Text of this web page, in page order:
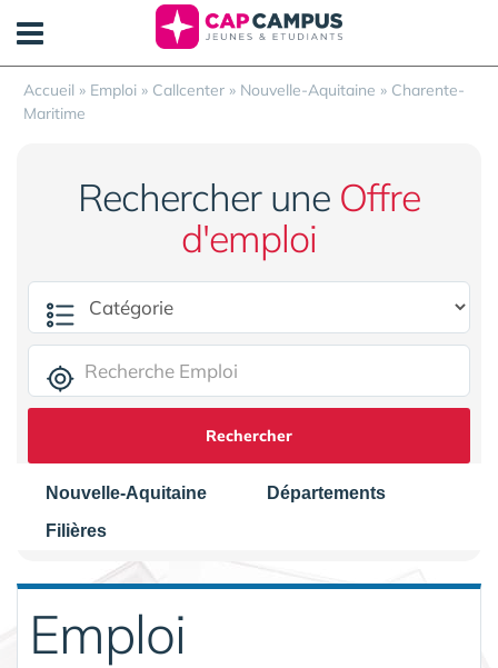
Accueil » Emploi » Callcenter » Nouvelle-Aquitaine » Charente-
Maritime
Rechercher une Offre
d'emploi
Rechercher
Nouvelle-Aquitaine
Départements
Filières
Emploi
Panneau de gestion des cookies